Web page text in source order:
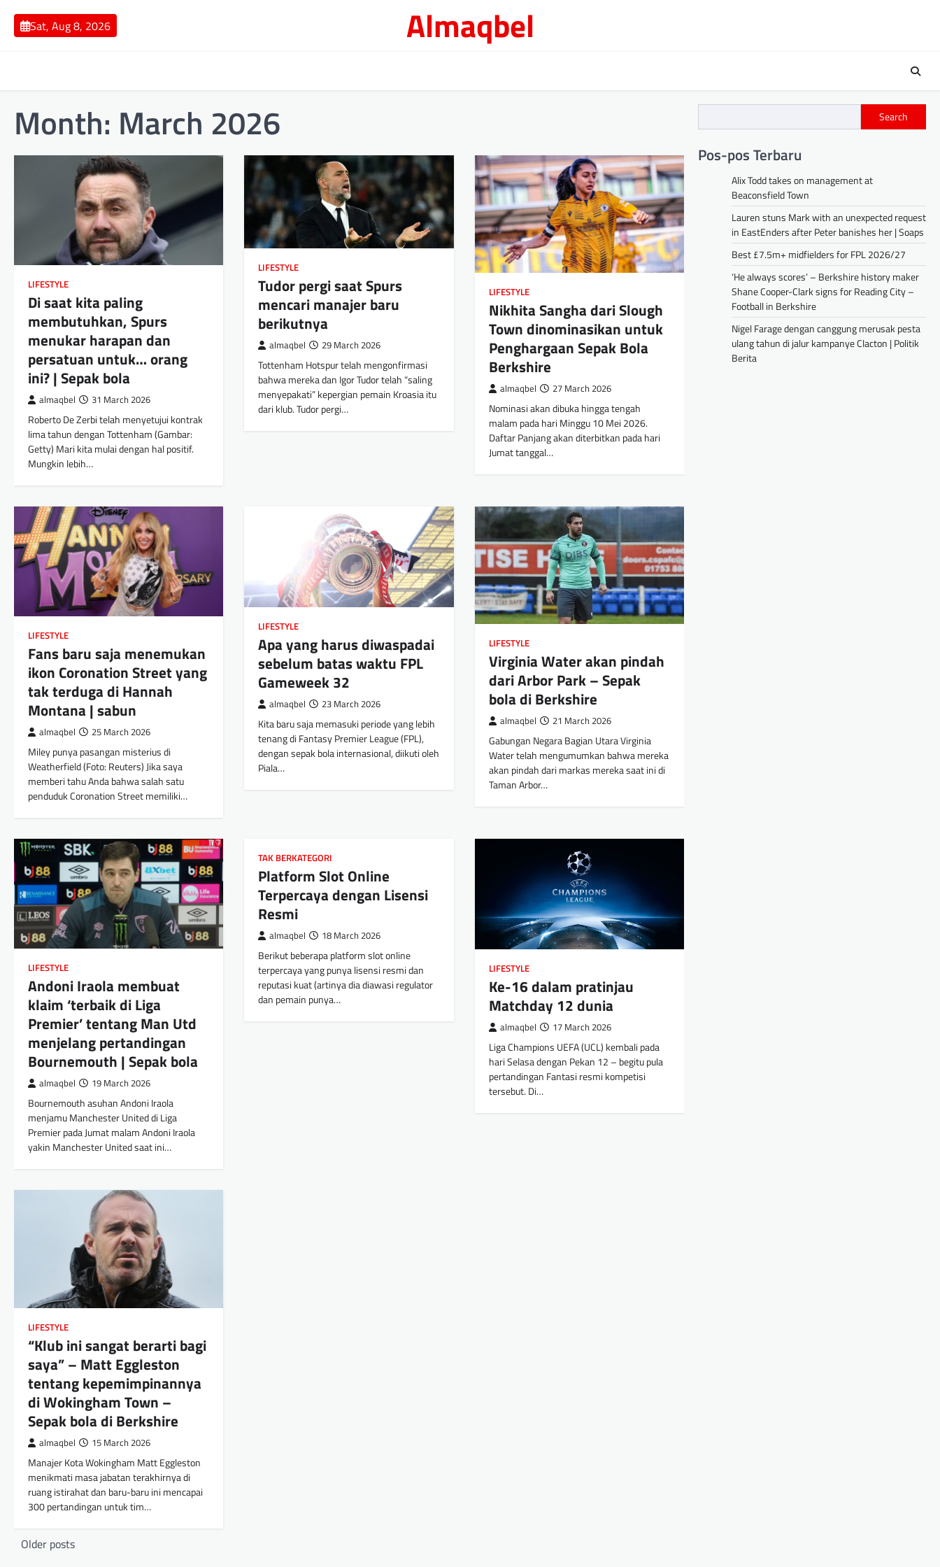
content
Sat, Aug 8, 2026 Almaqbel
Month: March 2026
LIFESTYLE
Di saat kita paling
membutuhkan, Spurs
menukar harapan dan
persatuan untuk… orang
ini? | Sepak bola
almaqbel 31 March 2026
Roberto De Zerbi telah menyetujui kontrak
lima tahun dengan Tottenham (Gambar:
Getty) Mari kita mulai dengan hal positif.
Mungkin lebih…
LIFESTYLE
Tudor pergi saat Spurs
mencari manajer baru
berikutnya
almaqbel 29 March 2026
Tottenham Hotspur telah mengonfirmasi
bahwa mereka dan Igor Tudor telah “saling
menyepakati” kepergian pemain Kroasia itu
dari klub. Tudor pergi…
LIFESTYLE
Nikhita Sangha dari Slough
Town dinominasikan untuk
Penghargaan Sepak Bola
Berkshire
almaqbel 27 March 2026
Nominasi akan dibuka hingga tengah
malam pada hari Minggu 10 Mei 2026.
Daftar Panjang akan diterbitkan pada hari
Jumat tanggal…
LIFESTYLE
Fans baru saja menemukan
ikon Coronation Street yang
tak terduga di Hannah
Montana | sabun
almaqbel 25 March 2026
Miley punya pasangan misterius di
Weatherfield (Foto: Reuters) Jika saya
memberi tahu Anda bahwa salah satu
penduduk Coronation Street memiliki…
LIFESTYLE
Apa yang harus diwaspadai
sebelum batas waktu FPL
Gameweek 32
almaqbel 23 March 2026
Kita baru saja memasuki periode yang lebih
tenang di Fantasy Premier League (FPL),
dengan sepak bola internasional, diikuti oleh
Piala…
LIFESTYLE
Virginia Water akan pindah
dari Arbor Park – Sepak
bola di Berkshire
almaqbel 21 March 2026
Gabungan Negara Bagian Utara Virginia
Water telah mengumumkan bahwa mereka
akan pindah dari markas mereka saat ini di
Taman Arbor…
LIFESTYLE
Andoni Iraola membuat
klaim ‘terbaik di Liga
Premier’ tentang Man Utd
menjelang pertandingan
Bournemouth | Sepak bola
almaqbel 19 March 2026
Bournemouth asuhan Andoni Iraola
menjamu Manchester United di Liga
Premier pada Jumat malam Andoni Iraola
yakin Manchester United saat ini…
TAK BERKATEGORI
Platform Slot Online
Terpercaya dengan Lisensi
Resmi
almaqbel 18 March 2026
Berikut beberapa platform slot online
terpercaya yang punya lisensi resmi dan
reputasi kuat (artinya dia diawasi regulator
dan pemain punya…
LIFESTYLE
Ke-16 dalam pratinjau
Matchday 12 dunia
almaqbel 17 March 2026
Liga Champions UEFA (UCL) kembali pada
hari Selasa dengan Pekan 12 – begitu pula
pertandingan Fantasi resmi kompetisi
tersebut. Di…
LIFESTYLE
“Klub ini sangat berarti bagi
saya” – Matt Eggleston
tentang kepemimpinannya
di Wokingham Town –
Sepak bola di Berkshire
almaqbel 15 March 2026
Manajer Kota Wokingham Matt Eggleston
menikmati masa jabatan terakhirnya di
ruang istirahat dan baru-baru ini mencapai
300 pertandingan untuk tim…
Posts
Older posts
Search
Pos-pos Terbaru
Alix Todd takes on management at
Beaconsfield Town
Lauren stuns Mark with an unexpected request
in EastEnders after Peter banishes her | Soaps
Best £7.5m+ midfielders for FPL 2026/27
‘He always scores’ – Berkshire history maker
Shane Cooper-Clark signs for Reading City –
Football in Berkshire
Nigel Farage dengan canggung merusak pesta
ulang tahun di jalur kampanye Clacton | Politik
Berita